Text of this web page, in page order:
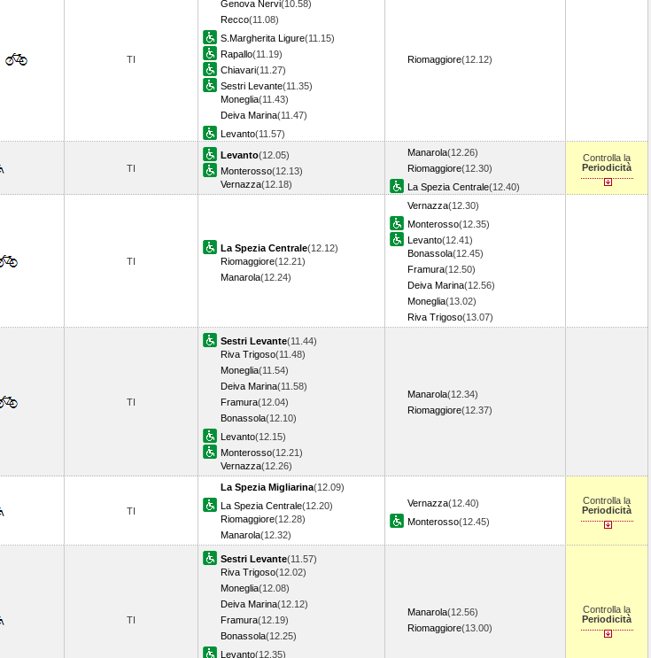
TI
Genova Nervi(10.58)
Recco(11.08)
S.Margherita Ligure(11.15)
Rapallo(11.19)
Chiavari(11.27)
Sestri Levante(11.35)
Moneglia(11.43)
Deiva Marina(11.47)
Levanto(11.57)
Riomaggiore(12.12)
TI
Levanto(12.05)
Monterosso(12.13)
Vernazza(12.18)
Manarola(12.26)
Riomaggiore(12.30)
La Spezia Centrale(12.40)
Controlla la
Periodicità
TI
La Spezia Centrale(12.12)
Riomaggiore(12.21)
Manarola(12.24)
Vernazza(12.30)
Monterosso(12.35)
Levanto(12.41)
Bonassola(12.45)
Framura(12.50)
Deiva Marina(12.56)
Moneglia(13.02)
Riva Trigoso(13.07)
TI
Sestri Levante(11.44)
Riva Trigoso(11.48)
Moneglia(11.54)
Deiva Marina(11.58)
Framura(12.04)
Bonassola(12.10)
Levanto(12.15)
Monterosso(12.21)
Vernazza(12.26)
Manarola(12.34)
Riomaggiore(12.37)
TI
La Spezia Migliarina(12.09)
La Spezia Centrale(12.20)
Riomaggiore(12.28)
Manarola(12.32)
Vernazza(12.40)
Monterosso(12.45)
Controlla la
Periodicità
TI
Sestri Levante(11.57)
Riva Trigoso(12.02)
Moneglia(12.08)
Deiva Marina(12.12)
Framura(12.19)
Bonassola(12.25)
Levanto(12.35)
Manarola(12.56)
Riomaggiore(13.00)
Controlla la
Periodicità